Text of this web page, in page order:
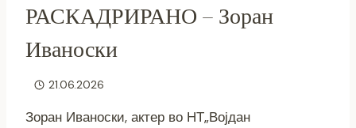
РАСКАДРИРАНО – Зоран
Иваноски
21.06.2026
Зоран Иваноски, актер во НТ„Војдан